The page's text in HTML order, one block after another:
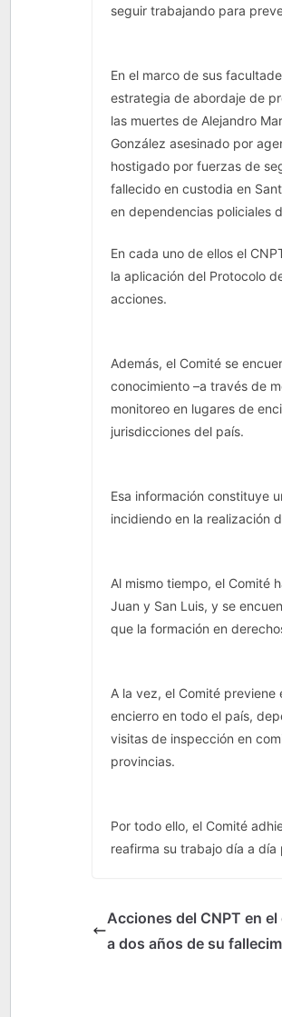
seguir trabajando para
En el marco de sus
estrategia de abordaje de
las muertes de Alejandro
González asesinado por
hostigado por fuerzas de
fallecido en custodia en
en dependencias policiales
En cada uno de ellos el
la aplicación del Protocolo
acciones.
Además, el Comité se
conocimiento –a través de
monitoreo en lugares de
jurisdicciones del país.
Esa información constituye
incidiendo en la realización
Al mismo tiempo, el Comité
Juan y San Luis, y se
que la formación en
A la vez, el Comité
encierro en todo el país,
visitas de inspección en
provincias.
Por todo ello, el Comité
reafirma su trabajo día a
Acciones del CNPT en
a dos años de su